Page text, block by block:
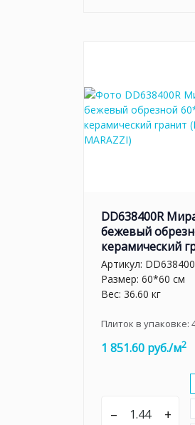
DD638400R
бежевый
керамический
Артикул:
Размер: 60*60 см
Вес: 36.60 кг
Плиток в упаковке:
1 851.60 руб./м2
– +